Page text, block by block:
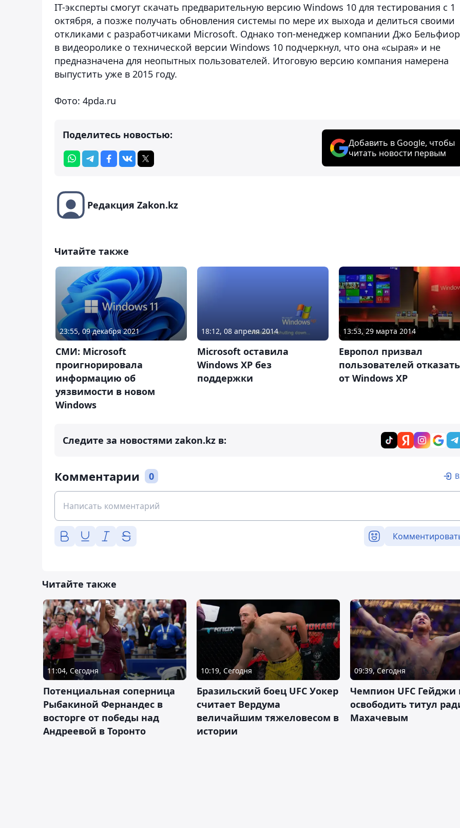
IT-эксперты смогут скачать предварительную версию Windows 10 для тестирования с 1
октября, а позже получать обновления системы по мере их выхода и делиться своими
откликами с разработчиками Microsoft. Однако топ-менеджер компании Джо
в видеоролике о технической версии Windows 10 подчеркнул, что она «сырая» и не
предназначена для неопытных пользователей. Итоговую версию компания намерена
выпустить уже в 2015 году.
Фото: 4pda.ru
Поделитесь новостью:
Добавить в Google, чтобы
читать новости первым
Редакция Zakon.kz
Читайте также
23:55, 09 декабря 2021
СМИ: Microsoft
проигнорировала
информацию об
уязвимости в новом
Windows
18:12, 08 апреля 2014
Microsoft оставила
Windows XP без
поддержки
13:53, 29 марта 2014
Европол призвал
пользователей
от Windows XP
Следите за новостями zakon.kz в:
Комментарии 0
Читайте также
11:04, Сегодня
Потенциальная соперница
Рыбакиной Фернандес в
восторге от победы над
Андреевой в Торонто
10:19, Сегодня
Бразильский боец UFC Уокер
считает Вердума
величайшим тяжеловесом в
истории
09:39, Сегодня
Чемпион UFC
освободить титул
Махачевым